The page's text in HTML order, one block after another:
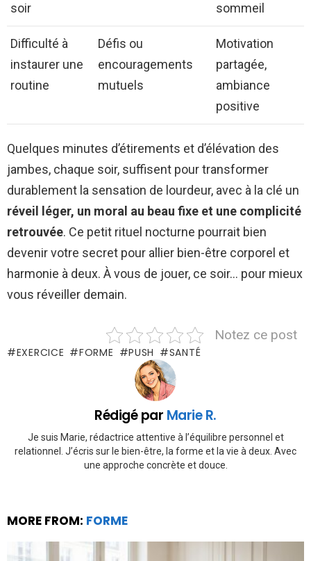
soir
sommeil
Difficulté à
instaurer une
routine
Défis ou
encouragements
mutuels
Motivation
partagée,
ambiance
positive
Quelques minutes d’étirements et d’élévation des
jambes, chaque soir, suffisent pour transformer
durablement la sensation de lourdeur, avec à la clé un
réveil léger, un moral au beau fixe et une complicité
retrouvée. Ce petit rituel nocturne pourrait bien
devenir votre secret pour allier bien-être corporel et
harmonie à deux. À vous de jouer, ce soir… pour mieux
vous réveiller demain.
Notez ce post
EXERCICE FORME PUSH SANTÉ
Rédigé par Marie R.
Je suis Marie, rédactrice attentive à l’équilibre personnel et
relationnel. J’écris sur le bien-être, la forme et la vie à deux. Avec
une approche concrète et douce.
MORE FROM: FORME